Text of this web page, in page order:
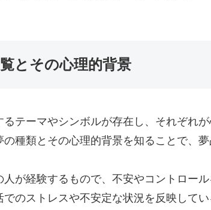
とその心理的背景
テーマやシンボルが存在し、それぞれ
種類とその心理的背景を知ることで、
が経験するもので、不安やコントロー
でのストレスや不安定な状況を反映して